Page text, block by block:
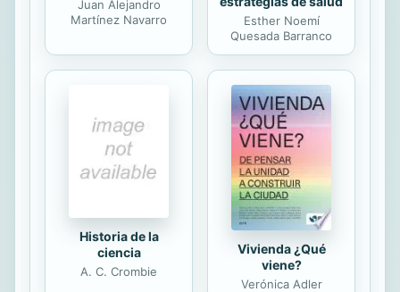
Juan Alejandro
Martínez Navarro
Esther Noemí
Quesada Barranco
Historia de la
ciencia
A. C. Crombie
Vivienda ¿Qué
viene?
Verónica Adler